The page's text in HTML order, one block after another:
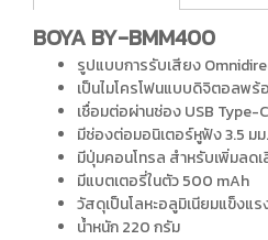
BOYA BY-BMM400
รูปแบบการรับเสียง
เป็นไมโครโฟนแบบดิจิตอลพร้
เชื่อมต่อผ่านช่อง USB Type-
มีช่องต่อมอนิเตอร์หูฟัง 3.5 มม
มีปุ่มคอนโทรล สำหรับเพิ่มลด
มีแบตเตอรี่ในตัว 500 mAh
วัสดุเป็นโลหะอลูมิเนียมแข็งแร
น้ำหนัก 220 กรัม